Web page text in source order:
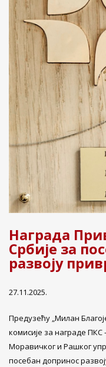
Награда
Србије за
развоју
27.11.2025.
Предузећу „Милан
комисије за награде
Моравичког и Рашког
посебан допринос